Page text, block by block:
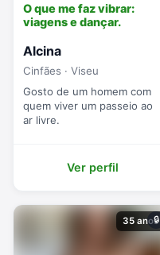
O que me faz vibrar:
viagens e dançar.
Alcina
Cinfães · Viseu
Gosto de um homem com
quem viver um passeio ao
ar livre.
Ver perfil
35 anos
🔒